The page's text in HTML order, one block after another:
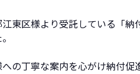
東区様より受託している「
の丁寧な案内を心がけ納付促